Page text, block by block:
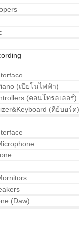
(เปียโนไฟฟ้า)
(คอนโทรลเลอร์)
(คีย์บอร์ด)
(Daw)